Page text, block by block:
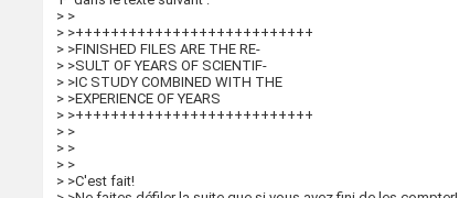
> >
> >+++++++++++++++++++++++++++
> >FINISHED FILES ARE THE RE-
> >SULT OF YEARS OF SCIENTIF-
> >IC STUDY COMBINED WITH THE
> >EXPERIENCE OF YEARS
> >+++++++++++++++++++++++++++
> >
> >
> >
> >C'est fait!